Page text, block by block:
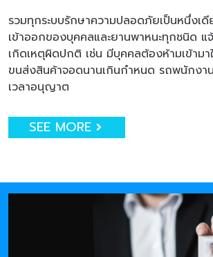
รวมทุกระบบรักษาความปลอดภัยเป็นหนึ่งเ
เข้าออกของบุคคลและยานพาหนะทุกชนิด แ
เกิดเหตุผิดปกติ เช่น มีบุคคลต้องห้ามเข้ามา
ขนส่งสินค้าจอดนานเกินกำหนด รถพนักงา
เวลาอนุญาต
SEE MORE